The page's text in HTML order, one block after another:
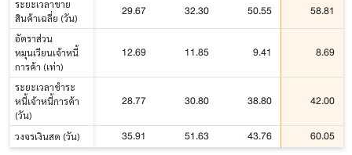
ระยะเวลาขาย
สินค้าเฉลี่ย (วัน)
29.67 32.30 50.55 58.81
อัตราส่วน
หมุนเวียนเจ้าหนี้
การค้า (เท่า)
12.69 11.85 9.41 8.69
ระยะเวลาชำระ
หนี้เจ้าหนี้การค้า
(วัน)
28.77 30.80 38.80 42.00
วงจรเงินสด (วัน) 35.91 51.63 43.76 60.05